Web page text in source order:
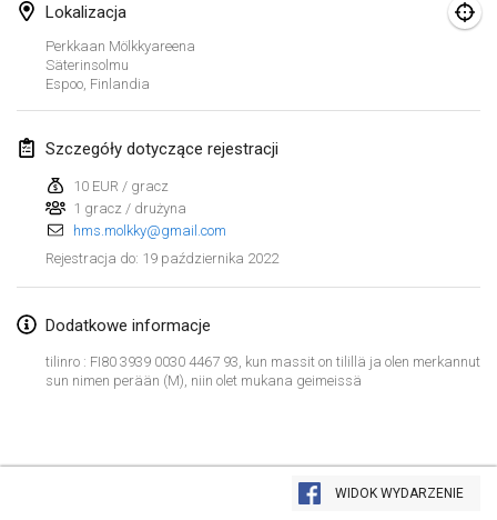
Lista widoku
Lokalizacja
Perkkaan Mölkkyareena
Säterinsolmu
Espoo, Finlandia
Szczegóły dotyczące rejestracji
10 EUR / gracz
1 gracz / drużyna
hms.molkky@gmail.com
Rejestracja do: 19 października 2022
Dodatkowe informacje
tilinro : FI80 3939 0030 4467 93, kun massit on tilillä ja olen merkannut
sun nimen perään (M), niin olet mukana geimeissä
WIDOK WYDARZENIE
23 sty 2022
luty 2022
4 lut 2022| Czechy
ANULOWANY
TangoMölkky
5 lut 2022|Finlandia
12 lut 2022|Finlandia
Yamagata Tournament